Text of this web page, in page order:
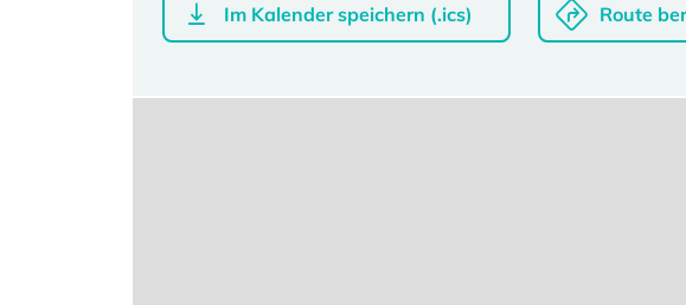
Im Kalender speichern (.ics) Route